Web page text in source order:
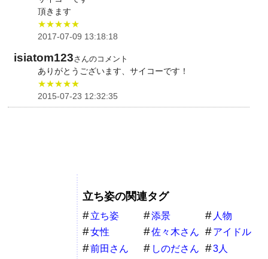
頂きます
★★★★★
2017-07-09 13:18:18
isiatom123さんのコメント
ありがとうございます、サイコーです！
★★★★★
2015-07-23 12:32:35
立ち姿の関連タグ
立ち姿 添景
人物
女性
佐々木さん
アイドル
前田さん
しのださん 3人